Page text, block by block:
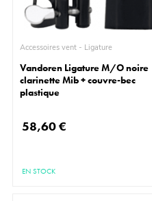
Accessoires vent - Ligature
Vandoren Ligature M/O noire
clarinette Mib + couvre-bec
plastique
58,60 €
EN STOCK